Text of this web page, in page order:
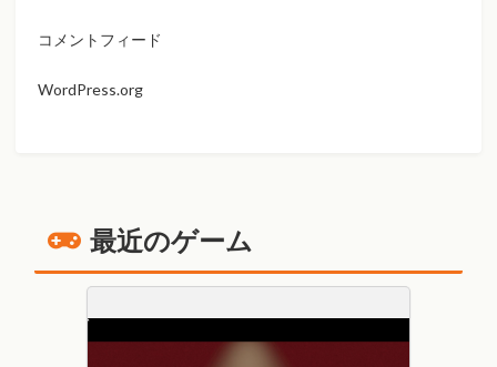
コメントフィード
WordPress.org
最近のゲーム